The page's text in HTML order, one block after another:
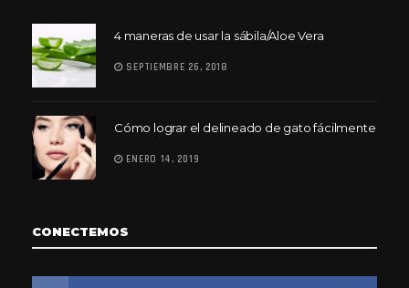
4 maneras de usar la sábila/Aloe Vera
SEPTIEMBRE 26, 2018
Cómo lograr el delineado de gato fácilmente
ENERO 14, 2019
CONECTEMOS